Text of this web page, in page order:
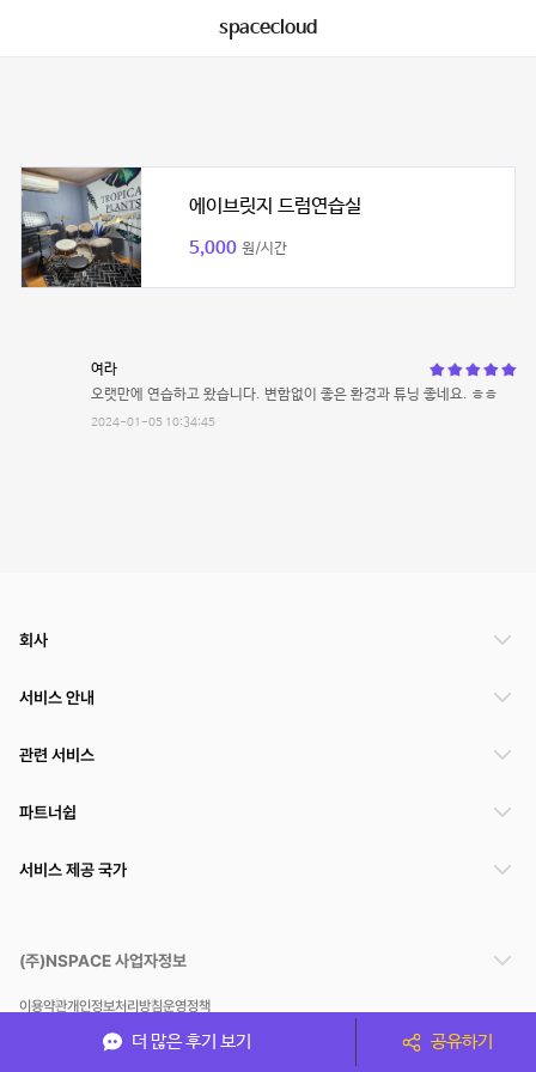
spacecloud
에이브릿지 드럼연습실
5,000 원/시간
여라
오랫만에 연습하고 왔습니다. 변함없이 좋은 환경과 튜닝 좋네요. ㅎㅎ
2024-01-05 10:34:45
더 많은 후기 보기 공유하기
회사
서비스 안내
관련 서비스
파트너쉽
서비스 제공 국가
(주)NSPACE 사업자정보
이용약관개인정보처리방침운영정책
스페이스클라우드는 통신판매중개자이며 통신판매의 당사자가 아닙니다. 따라서 스페이스클
라우드는 공간 거래정보 및 거래에 대해 책임지지 않습니다.